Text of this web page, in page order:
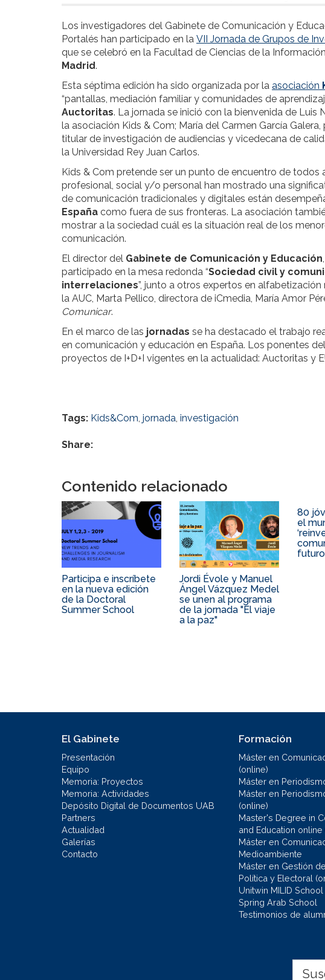
Los investigadores del Gabinete de Comunicación y
Portalés han participado en la VII Jornada de Grupos de
que se celebró en la Facultad de Ciencias de la
Madrid.
Esta séptima edición ha sido organizada por la asociación
“pantallas, mediación familiar y comunidades de
Auctoritas. La jornada se inició con la bienvenida de
la asociación Kids & Com; María del Carmen García
titular de investigación de audiencias y vicedecana de
la Universidad Rey Juan Carlos.
Kids & Com pretende ser un punto de encuentro de
profesional, social y/o personal han mostrado una
de comunicación tradicionales y digitales están
España como fuera de sus fronteras. La asociación
mostrar a la sociedad cuál es la situación real de los
comunicación.
El director del Gabinete de Comunicación y Educación
participado en la mesa redonda “Sociedad civil y
interrelaciones”, junto a otros expertos en
la AUC, Marta Pellico, directora de iCmedia, María Amor
Comunicar.
En el marco de las jornadas se ha destacado el trabajo
en comunicación y educación en España. Los ponentes
proyectos de I+D+I vigentes en la actualidad: Auctoritas y
Tags: Kids&Com, jornada, investigación
Share:
Contenido relacionado
Participa e inscríbete
en la nueva edición
de la Doctoral
Summer School
Jordi Évole y Manuel
Ángel Vázquez Medel
se unen al programa
de la jornada "El viaje
a la paz"
80
el
futuro
El Gabinete
Presentación
Equipo
Memoria: Proyectos
Memoria: Actividades
Depósito Digital de Documentos UAB
Partners
Actualidad
Galerías
Contacto
Formación
Máster en
(online)
Máster en
Máster en
(online)
Master's Degree in
and Education online
Máster en
Medioambiente
Máster en Gestión
Política y Electoral
Unitwin MILID School
Spring Arab School
Testimonios de